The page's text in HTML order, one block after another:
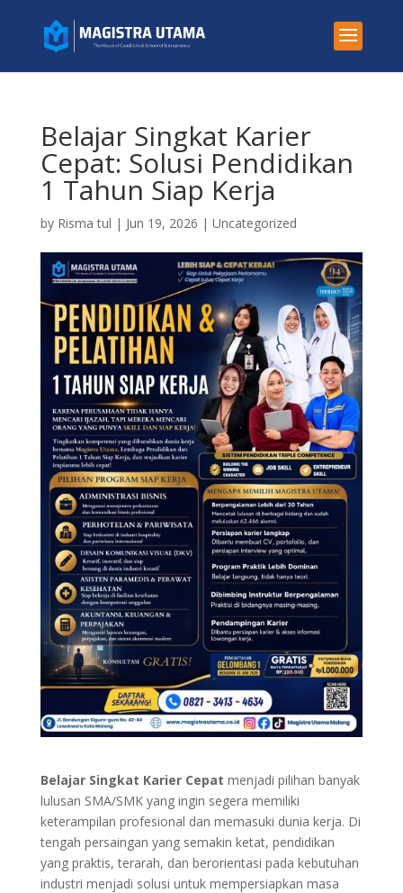
Belajar Singkat Karier
Cepat: Solusi Pendidikan
1 Tahun Siap Kerja
by Risma tul | Jun 19, 2026 | Uncategorized
Belajar Singkat Karier Cepat menjadi pilihan banyak
lulusan SMA/SMK yang ingin segera memiliki
keterampilan profesional dan memasuki dunia kerja. Di
tengah persaingan yang semakin ketat, pendidikan
yang praktis, terarah, dan berorientasi pada kebutuhan
industri menjadi solusi untuk mempersiapkan masa